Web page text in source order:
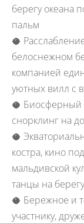
берегу океана
пальм
🥥
белоснежном
компанией
уютных вилл с
🥥 Биосферный
снорклинг на
🥥
костра, кино
мальдивской
танцы на
🥥 Бережное и
участнику,